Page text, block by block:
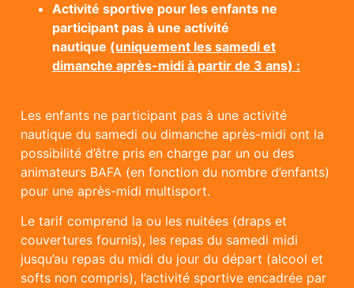
Activité sportive pour les enfants ne
participant pas à une activité
nautique (uniquement les samedi et
dimanche après-midi à partir de 3 ans) :
Les enfants ne participant pas à une activité
nautique du samedi ou dimanche après-midi ont la
possibilité d’être pris en charge par un ou des
animateurs BAFA (en fonction du nombre d’enfants)
pour une après-midi multisport.
Le tarif comprend la ou les nuitées (draps et
couvertures fournis), les repas du samedi midi
jusqu’au repas du midi du jour du départ (alcool et
softs non compris), l’activité sportive encadrée par